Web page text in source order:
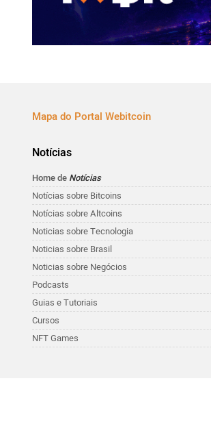
Mapa do Portal Webitcoin
Notícias
Home de Notícias
Notícias sobre Bitcoins
Notícias sobre Altcoins
Noticias sobre Tecnologia
Noticias sobre Brasil
Noticias sobre Negócios
Podcasts
Guias e Tutoriais
Cursos
NFT Games